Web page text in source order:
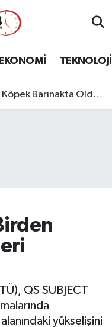
EKONOMİ TEKNOLOJİ
Aileden Otopsi ve Soruşturma Talebi
QS SUBJECT
yükselişini